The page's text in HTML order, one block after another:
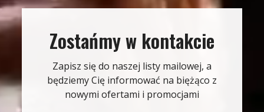
Zostańmy w kontakcie
Zapisz się do naszej listy mailowej, a
będziemy Cię informować na biężąco z
nowymi ofertami i promocjami